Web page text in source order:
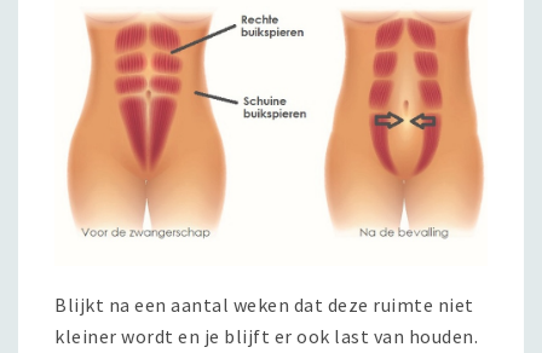
Blijkt na een aantal weken dat deze ruimte niet
kleiner wordt en je blijft er ook last van houden.